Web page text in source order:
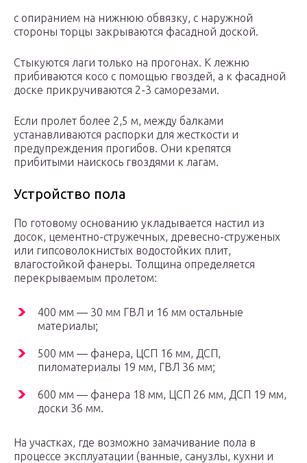
с опиранием на нижнюю обвязку, с наружной
стороны торцы закрываются фасадной доской.
Стыкуются лаги только на прогонах. К лежню
прибиваются косо с помощью гвоздей, а к фасадной
доске прикручиваются 2-3 саморезами.
Если пролет более 2,5 м, между балками
устанавливаются распорки для жесткости и
предупреждения прогибов. Они крепятся
прибитыми наискось гвоздями к лагам.
Устройство пола
По готовому основанию укладывается настил из
досок, цементно-стружечных, древесно-струженых
или гипсоволокнистых водостойких плит,
влагостойкой фанеры. Толщина определяется
перекрываемым пролетом:
400 мм — 30 мм ГВЛ и 16 мм остальные
материалы;
500 мм — фанера, ЦСП 16 мм, ДСП,
пиломатериалы 19 мм, ГВЛ 36 мм;
600 мм — фанера 18 мм, ЦСП 26 мм, ДСП 19 мм,
доски 36 мм.
На участках, где возможно замачивание пола в
процессе эксплуатации (ванные, санузлы, кухни и